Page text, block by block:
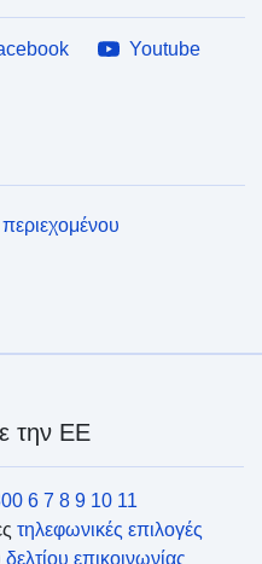
Youtube
την ΕΕ
6 7 8 9 10 11
τηλεφωνικές επιλογές
δελτίου επικοινωνίας